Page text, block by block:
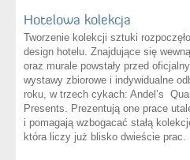
Hotelowa kolekcja
Tworzenie kolekcji sztuki
design hotelu. Znajdujące się
oraz murale powstały przed
wystawy zbiorowe i indywidualne
roku, w trzech cykach: Andel’s
Presents. Prezentują one prace
i pomagają wzbogacać stałą
która liczy już blisko dwieście prac.